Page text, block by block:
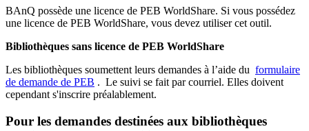
BAnQ possède une licence de PEB WorldShare. Si vous possédez
une licence de PEB WorldShare, vous devez utiliser cet outil.
Bibliothèques sans licence de PEB WorldShare
Les bibliothèques soumettent leurs demandes à l’aide du formulaire
de demande de PEB . Le suivi se fait par courriel. Elles doivent
cependant s'inscrire préalablement.
Pour les demandes destinées aux bibliothèques